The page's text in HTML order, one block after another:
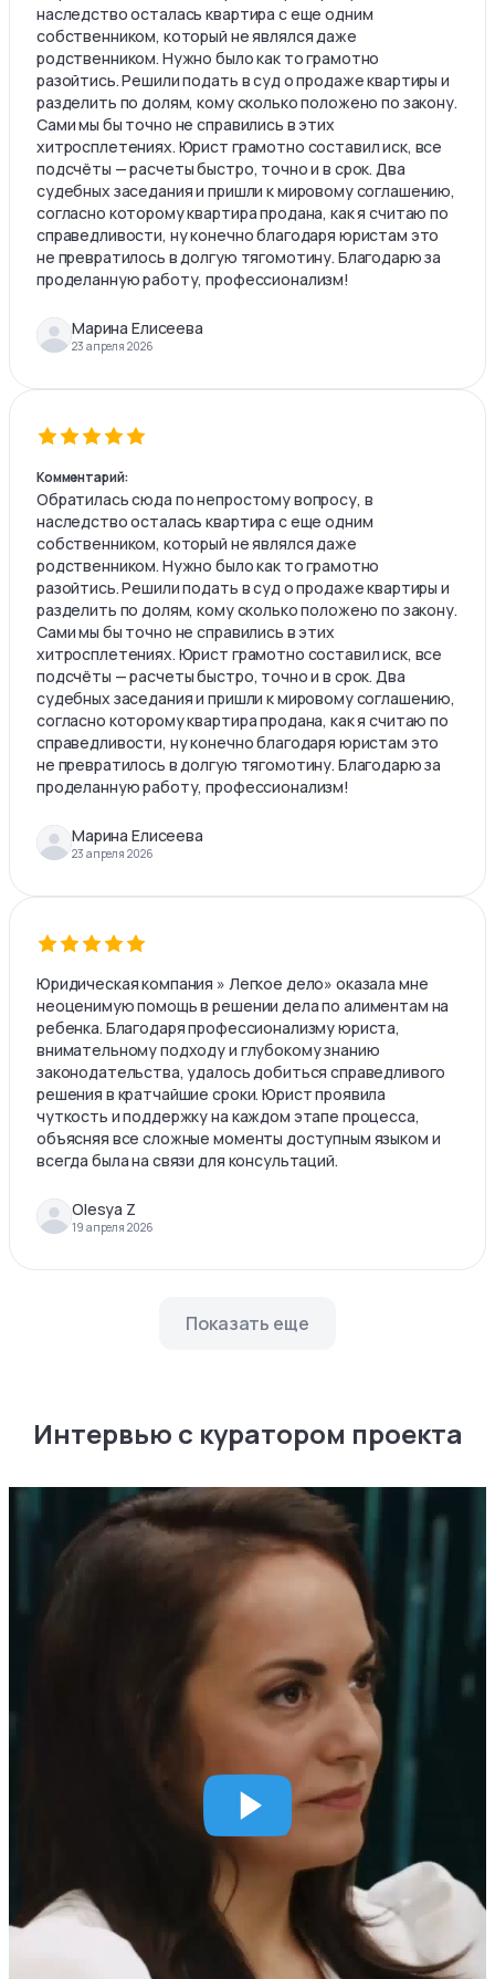
наследство осталась квартира с еще одним
собственником, который не являлся даже
родственником. Нужно было как то грамотно
разойтись. Решили подать в суд о продаже квартиры и
разделить по долям, кому сколько положено по закону.
Сами мы бы точно не справились в этих
хитросплетениях. Юрист грамотно составил иск, все
подсчёты — расчеты быстро, точно и в срок. Два
судебных заседания и пришли к мировому соглашению,
согласно которому квартира продана, как я считаю по
справедливости, ну конечно благодаря юристам это
не превратилось в долгую тягомотину. Благодарю за
проделанную работу, профессионализм!
Марина Елисеева
23 апреля 2026
Комментарий:
Обратилась сюда по непростому вопросу, в
наследство осталась квартира с еще одним
собственником, который не являлся даже
родственником. Нужно было как то грамотно
разойтись. Решили подать в суд о продаже квартиры и
разделить по долям, кому сколько положено по закону.
Сами мы бы точно не справились в этих
хитросплетениях. Юрист грамотно составил иск, все
подсчёты — расчеты быстро, точно и в срок. Два
судебных заседания и пришли к мировому соглашению,
согласно которому квартира продана, как я считаю по
справедливости, ну конечно благодаря юристам это
не превратилось в долгую тягомотину. Благодарю за
проделанную работу, профессионализм!
Марина Елисеева
23 апреля 2026
Юридическая компания » Легкое дело» оказала мне
неоценимую помощь в решении дела по алиментам на
ребенка. Благодаря профессионализму юриста,
внимательному подходу и глубокому знанию
законодательства, удалось добиться справедливого
решения в кратчайшие сроки. Юрист проявила
чуткость и поддержку на каждом этапе процесса,
объясняя все сложные моменты доступным языком и
всегда была на связи для консультаций.
Olesya Z
19 апреля 2026
Показать еще
Интервью с куратором проекта